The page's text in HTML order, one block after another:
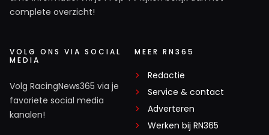
complete overzicht!
VOLG ONS VIA SOCIAL
MEDIA
Volg RacingNews365 via je
favoriete social media
kanalen!
MEER RN365
Redactie
Service & contact
Adverteren
Werken bij RN365